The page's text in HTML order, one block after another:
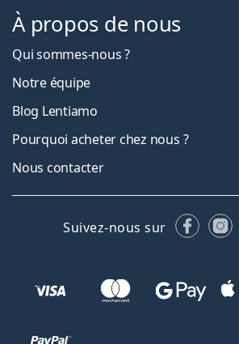
À propos de nous
Qui sommes-nous ?
Notre équipe
Blog Lentiamo
Pourquoi acheter chez nous ?
Nous contacter
Suivez-nous sur